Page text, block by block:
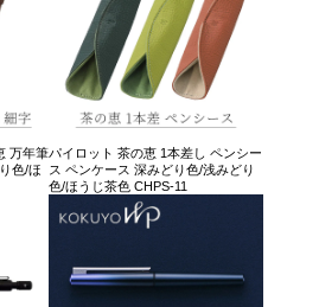
万年筆
色/ほ
パイロット 茶の恵 1本差し ペンシー
ス ペンケース 深みどり色/浅みどり
色/ほうじ茶色 CHPS-11